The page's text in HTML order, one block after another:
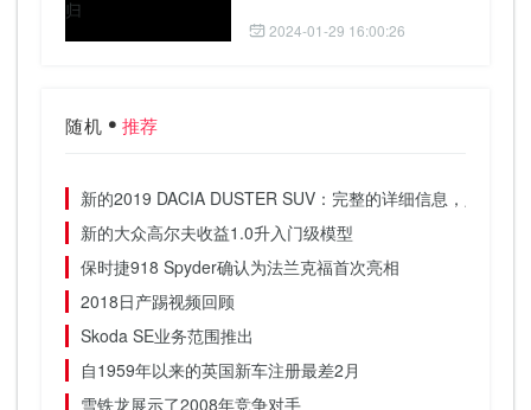
2024-01-29 16:00:26
随机 推荐
新的2019 DACIA DUSTER SUV：完整的详细信息，定价和
新的大众高尔夫收益1.0升入门级模型
保时捷918 Spyder确认为法兰克福首次亮相
2018日产踢视频回顾
Skoda SE业务范围推出
自1959年以来的英国新车注册最差2月
雪铁龙展示了2008年竞争对手